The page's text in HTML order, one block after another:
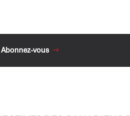
Abonnez-vous